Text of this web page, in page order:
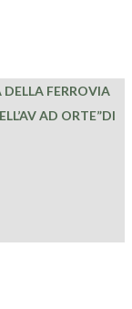
DELLA FERROVIA
AD ORTE”DI